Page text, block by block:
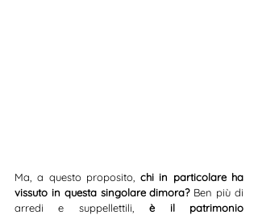
Ma, a questo proposito, chi in particolare ha
vissuto in questa singolare dimora? Ben più di
arredi e suppellettili, è il patrimonio